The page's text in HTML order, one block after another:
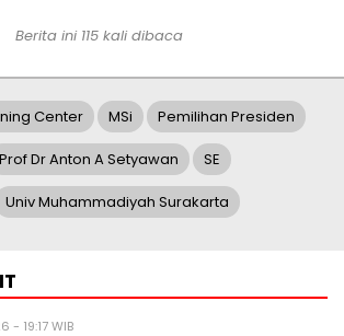
Berita ini 115kali dibaca
Center MSi Pemilihan Presiden
Prof Dr Anton A Setyawan SE
Univ Muhammadiyah Surakarta
- 19:17 WIB